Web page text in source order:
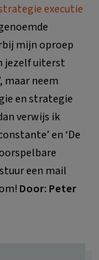
executie
mijn oproep
jezelf uiterst
maar neem
en strategie
verwijs ik
en ‘De
een mail
Door: Peter